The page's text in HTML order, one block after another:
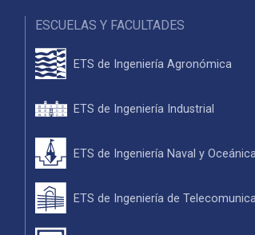
ESCUELAS Y FACULTADES
ETS de Ingeniería Agronómica
ETS de Ingeniería Industrial
ETS de Ingeniería Naval y
ETS de Ingeniería de